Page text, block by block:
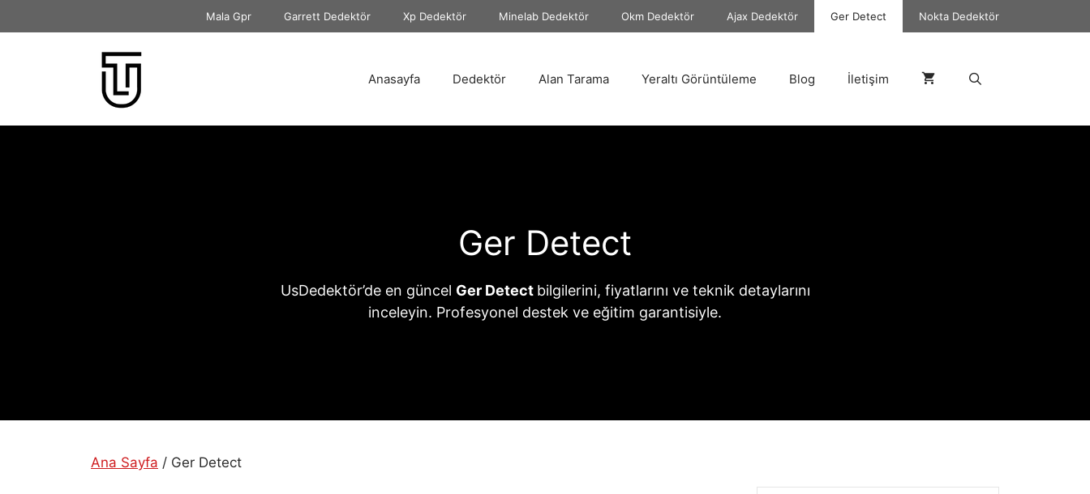
atla
Mala Gpr Garrett Dedektör Xp Dedektör Minelab Dedektör Okm Dedektör Ajax Dedektör Ger Detect Nokta Dedektör
Anasayfa Dedektör Alan Tarama Yeraltı Görüntüleme Blog İletişim
Ger Detect
UsDedektör’de en güncel Ger Detect bilgilerini, fiyatlarını ve teknik detaylarını
inceleyin. Profesyonel destek ve eğitim garantisiyle.
Ana Sayfa / Ger Detect